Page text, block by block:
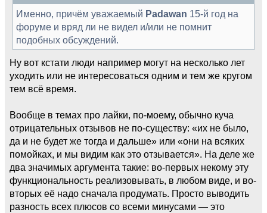
Именно, причём уважаемый Padawan 15-й год на
форуме и вряд ли не видел и/или не помнит
подобных обсуждений.
Ну вот кстати люди например могут на несколько лет
уходить или не интересоваться одним и тем же кругом
тем всё время.
Вообще в темах про лайки, по-моему, обычно куча
отрицательных отзывов не по-существу: «их не было,
да и не будет же тогда и дальше» или «они на всяких
помойках, и мы видим как это отзывается». На деле же
два значимых аргумента такие: во-первых некому эту
функциональность реализовывать, в любом виде, и во-
вторых её надо сначала продумать. Просто выводить
разность всех плюсов со всеми минусами — это